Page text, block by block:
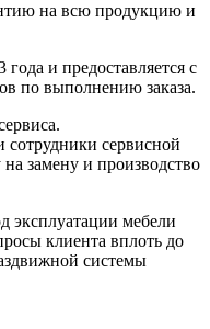
на всю продукцию и
и предоставляется с
по выполнению заказа.
сервисной
замену и производство
мебели
клиента вплоть до
системы